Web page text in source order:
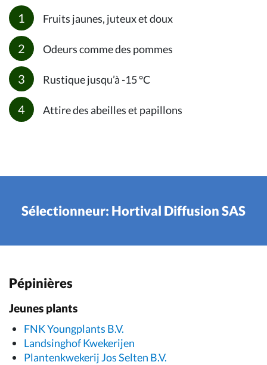
Fruits jaunes, juteux et doux
Odeurs comme des pommes
Rustique jusqu’à -15 °C
Attire des abeilles et papillons
Sélectionneur: Hortival Diffusion SAS
Pépinières
Jeunes plants
FNK Youngplants B.V.
Landsinghof Kwekerijen
Plantenkwekerij Jos Selten B.V.